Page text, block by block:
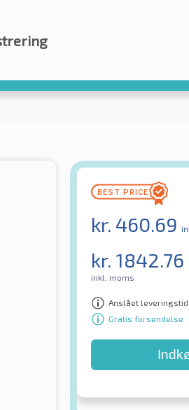
kr. 460.69
kr. 1842.76
inkl. moms
Anslået leveringstid
Gratis forsendelse